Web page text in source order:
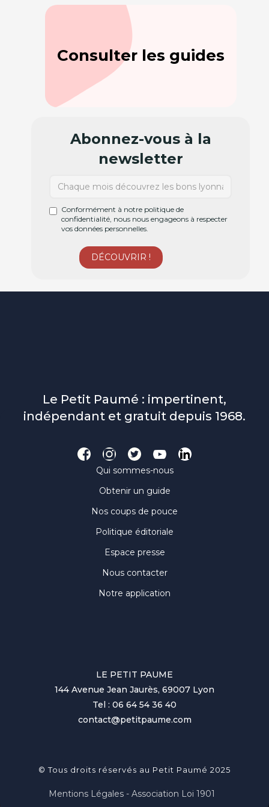
Consulter les guides
Abonnez-vous à la
newsletter
Conformément à notre politique de
confidentialité, nous nous engageons à respecter
vos données personnelles.
Le Petit Paumé : impertinent,
indépendant et gratuit depuis 1968.
Qui sommes-nous
Obtenir un guide
Nos coups de pouce
Politique éditoriale
Espace presse
Nous contacter
Notre application
LE PETIT PAUME
144 Avenue Jean Jaurès, 69007 Lyon
Tel : 06 64 54 36 40
contact@petitpaume.com
© Tous droits réservés au Petit Paumé 2025
Mentions Légales - Association Loi 1901